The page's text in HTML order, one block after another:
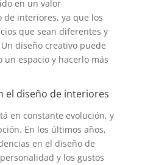
en un valor
interiores, ya que los
que sean diferentes y
diseño creativo puede
espacio y hacerlo más
el diseño de interiores
en constante evolución, y
En los últimos años,
en el diseño de
y los gustos